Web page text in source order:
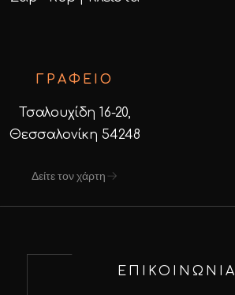
ΓΡΑΦΕΙΟ
Τσαλουχίδη 16-20,
Θεσσαλονίκη 54248
Δείτε τον χάρτη
ΕΠΙΚΟΙΝΩΝΙΑ